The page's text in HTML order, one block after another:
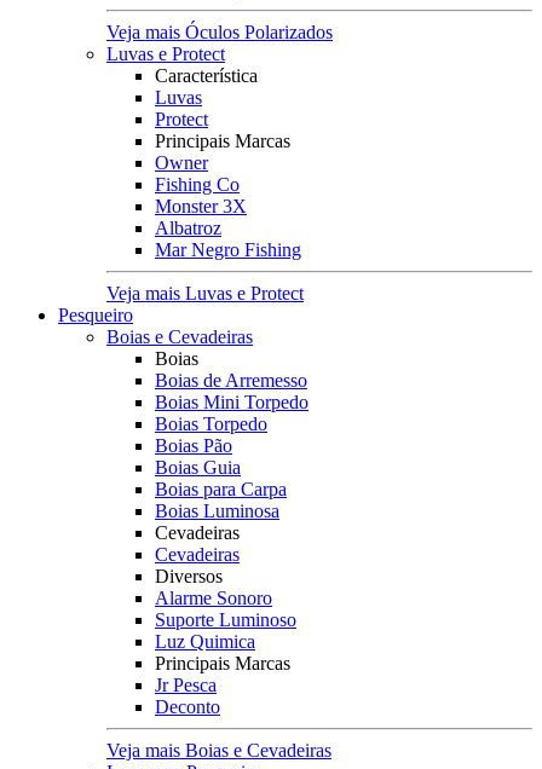
Veja mais Óculos Polarizados
Luvas e Protect
Característica
Luvas
Protect
Principais Marcas
Owner
Fishing Co
Monster 3X
Albatroz
Mar Negro Fishing
Veja mais Luvas e Protect
Pesqueiro
Boias e Cevadeiras
Boias
Boias de Arremesso
Boias Mini Torpedo
Boias Torpedo
Boias Pão
Boias Guia
Boias para Carpa
Boias Luminosa
Cevadeiras
Cevadeiras
Diversos
Alarme Sonoro
Suporte Luminoso
Luz Quimica
Principais Marcas
Jr Pesca
Deconto
Veja mais Boias e Cevadeiras